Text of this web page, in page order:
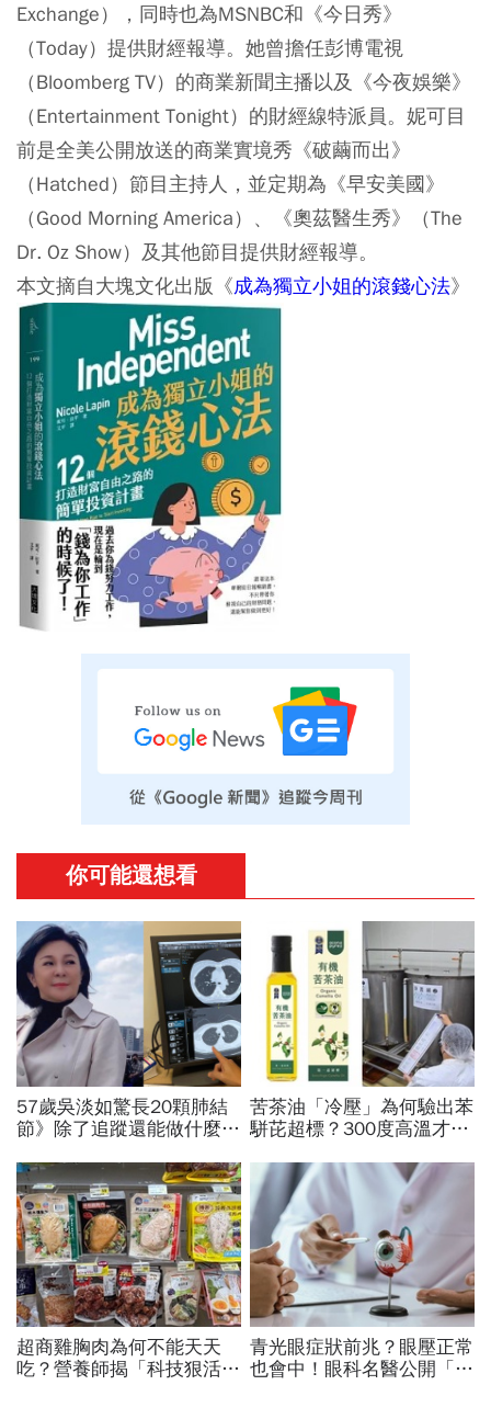
Exchange），同時也為MSNBC和《今日秀》
（Today）提供財經報導。她曾擔任彭博電視
（Bloomberg TV）的商業新聞主播以及《今夜娛樂》
（Entertainment Tonight）的財經線特派員。妮可目
前是全美公開放送的商業實境秀《破繭而出》
（Hatched）節目主持人，並定期為《早安美國》
（Good Morning America）、《奧茲醫生秀》（The
Dr. Oz Show）及其他節目提供財經報導。
本文摘自大塊文化出版《成為獨立小姐的滾錢心法》